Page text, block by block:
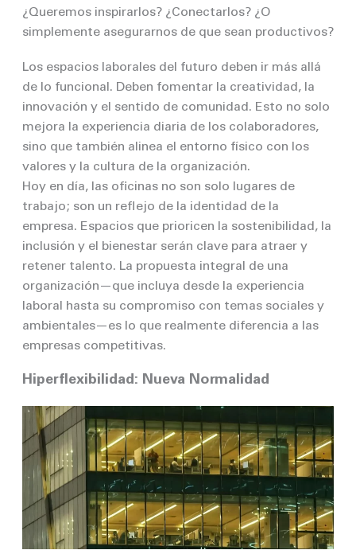
¿Queremos inspirarlos? ¿Conectarlos? ¿O
simplemente asegurarnos de que sean productivos?
Los espacios laborales del futuro deben ir más allá
de lo funcional. Deben fomentar la creatividad, la
innovación y el sentido de comunidad. Esto no solo
mejora la experiencia diaria de los colaboradores,
sino que también alinea el entorno físico con los
valores y la cultura de la organización.
Hoy en día, las oficinas no son solo lugares de
trabajo; son un reflejo de la identidad de la
empresa. Espacios que prioricen la sostenibilidad, la
inclusión y el bienestar serán clave para atraer y
retener talento. La propuesta integral de una
organización—que incluya desde la experiencia
laboral hasta su compromiso con temas sociales y
ambientales—es lo que realmente diferencia a las
empresas competitivas.
Hiperflexibilidad: Nueva Normalidad